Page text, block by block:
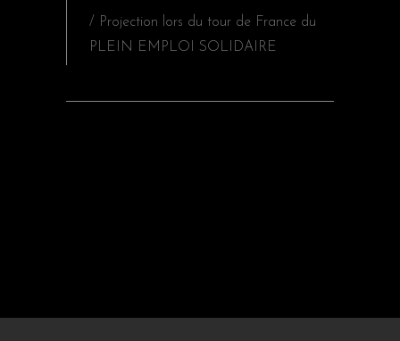
/ Projection lors du tour de France du
PLEIN EMPLOI SOLIDAIRE